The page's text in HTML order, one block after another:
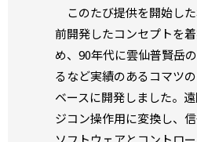
このたび提供を開始し
前開発したコンセプトを
め、90年代に雲仙普賢岳
るなど実績のあるコマツ
ベースに開発しました。
ジコン操作用に変換し、